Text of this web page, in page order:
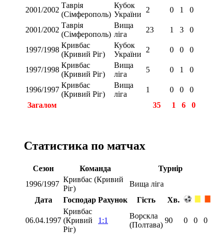
2001/2002
Таврія
(Сімферополь)
Кубок
України
2 0 1 0
2001/2002
Таврія
(Сімферополь)
Вища
ліга
23 1 3 0
1997/1998
Кривбас
(Кривий Ріг)
Кубок
України
2 0 0 0
1997/1998
Кривбас
(Кривий Ріг)
Вища
ліга
5 0 1 0
1996/1997
Кривбас
(Кривий Ріг)
Вища
ліга
1 0 0
0
Загалом
35 1 6 0
Статистика по матчах
Сезон Команда
Турнір
1996/1997
Кривбас (Кривий
Ріг)
Вища ліга
Дата
Господар Рахунок Гість Хв.
06.04.1997
Кривбас
(Кривий
Ріг)
1:1
Ворскла
(Полтава)
90 0 0 0